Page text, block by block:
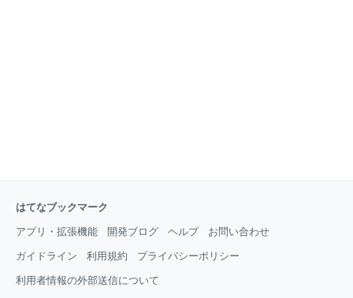
はてなブックマーク
アプリ・拡張機能 開発ブログ ヘルプ お問い合わせ
ガイドライン 利用規約 プライバシーポリシー
利用者情報の外部送信について